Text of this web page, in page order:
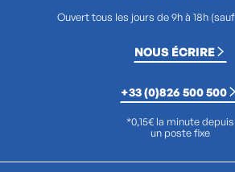
Ouvert tous les jours de 9h à 18h
NOUS ÉCRIRE
+33 (0)826 500 500
*0,15€ la minute depuis
un poste fixe